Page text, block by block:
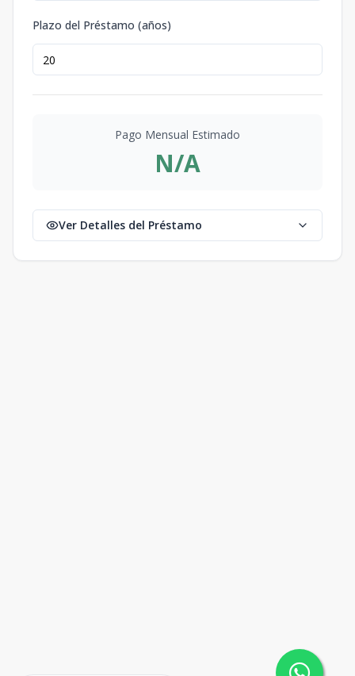
Plazo del Préstamo (años)
Pago Mensual Estimado
N/A
Ver Detalles del Préstamo